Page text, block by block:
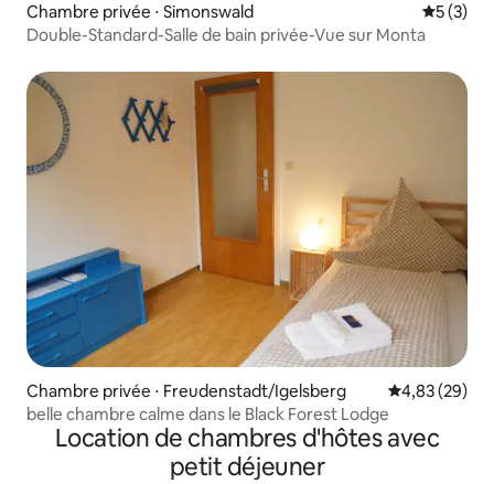
Chambre privée ⋅ Simonswald
5 (3)
Double-Standard-Salle de bain privée-Vue sur Monta
Chambre privée ⋅ Freudenstadt/Igelsberg Évaluation
4,83 (29)
belle chambre calme dans le Black Forest Lodge
Location de chambres d'hôtes avec
petit déjeuner